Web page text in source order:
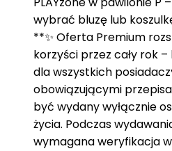
wybrać bluzę lub
**✨ Oferta Premium
korzyści przez cały rok
dla wszystkich
obowiązującymi
być wydany wyłącznie
życia. Podczas
wymagana weryfikacja